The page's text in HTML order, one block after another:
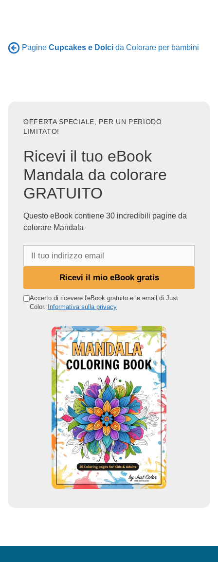
Pagine Cupcakes e Dolci da Colorare per bambini
OFFERTA SPECIALE, PER UN PERIODO
LIMITATO!
Ricevi il tuo eBook
Mandala da colorare
GRATUITO
Questo eBook contiene 30 incredibili pagine da
colorare Mandala
o
Ricevi il mio eBook gratis
Accetto di ricevere l'eBook gratuito e le email di Just
Color. Informativa sulla privacy